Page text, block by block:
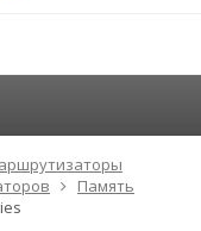
Память